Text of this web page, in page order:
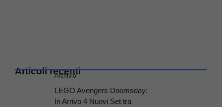
Articoli recenti
Archivio
LEGO Avengers Doomsday:
In Arrivo 4 Nuovi Set tra